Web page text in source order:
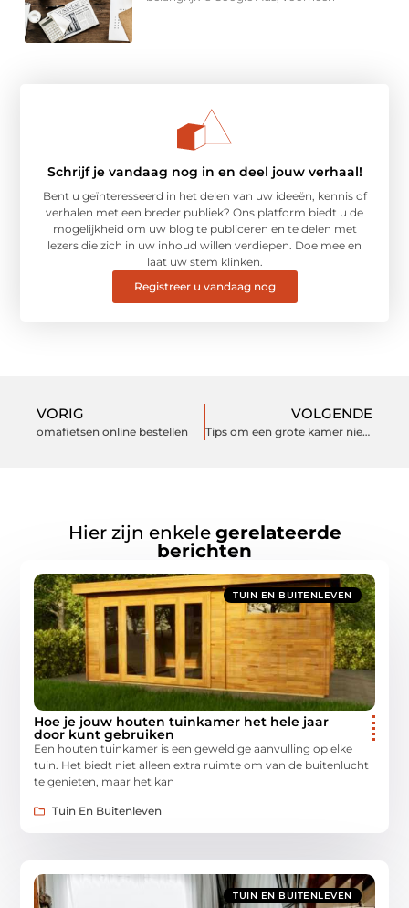
Schrijf je vandaag nog in en deel jouw verhaal!
Bent u geïnteresseerd in het delen van uw ideeën, kennis of
verhalen met een breder publiek? Ons platform biedt u de
mogelijkheid om uw blog te publiceren en te delen met
lezers die zich in uw inhoud willen verdiepen. Doe mee en
laat uw stem klinken.
Registreer u vandaag nog
VORIG
omafietsen online bestellen
VOLGENDE
Tips om een grote kamer niet kaal te laten ogen
Hier zijn enkele gerelateerde
berichten
TUIN EN BUITENLEVEN
Hoe je jouw houten tuinkamer het hele jaar
door kunt gebruiken
Een houten tuinkamer is een geweldige aanvulling op elke
tuin. Het biedt niet alleen extra ruimte om van de buitenlucht
te genieten, maar het kan
Tuin En Buitenleven
TUIN EN BUITENLEVEN